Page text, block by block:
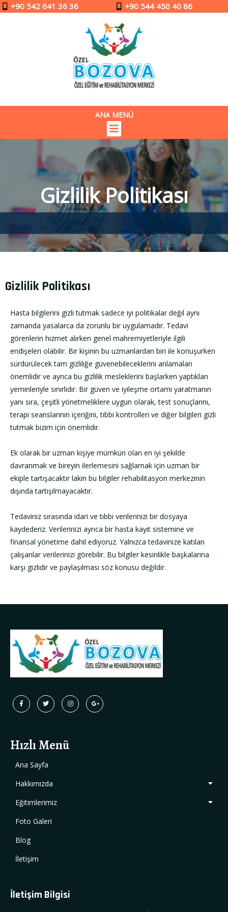
+90 542 641 36 36 +90 544 450 40 86
ANA MENÜ
Gizlilik Politikası
Gizlilik Politikası
Hasta bilgilerini gizli tutmak sadece iyi politikalar değil aynı
zamanda yasalarca da zorunlu bir uygulamadır. Tedavi
görenlerin hizmet alırken genel mahremiyetleriyle ilgili
endişeleri olabilir. Bir kişinin bu uzmanlardan biri ile konuşurken
sürdürülecek tam gizliliğe güvenebileceklerini anlamaları
önemlidir ve ayrıca bu gizlilik mesleklerini başlarken yaptıkları
yeminleriyle sınırlıdır. Bir güven ve iyileşme ortamı yaratmanın
yanı sıra, çeşitli yönetmeliklere uygun olarak, test sonuçlarını,
terapi seanslarının içeriğini, tıbbi kontrolleri ve diğer bilgileri gizli
tutmak bizim için önemlidir.
Ek olarak bir uzman kişiye mümkün olan en iyi şekilde
davranmak ve bireyin ilerlemesini sağlamak için uzman bir
ekiple tartışacaktır lakin bu bilgiler rehabilitasyon merkezinin
dışında tartışılmayacaktır.
Tedaviniz sırasında idari ve tıbbi verilerinizi bir dosyaya
kaydederiz. Verilerinizi ayrıca bir hasta kayıt sistemine ve
finansal yönetime dahil ediyoruz. Yalnızca tedavinize katılan
çalışanlar verilerinizi görebilir. Bu bilgiler kesinlikle başkalarına
karşı gizlidir ve paylaşılması söz konusu değildir.
Hızlı Menü
Ana Sayfa
Hakkımızda
Eğitimlerimiz
Foto Galeri
Blog
İletişim
İletişim Bilgisi